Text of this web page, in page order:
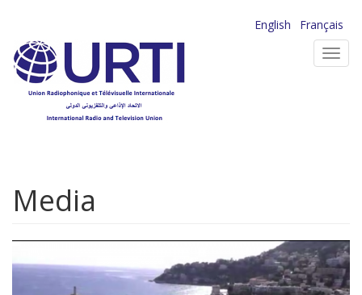
contenu
principal
English
Français
Media